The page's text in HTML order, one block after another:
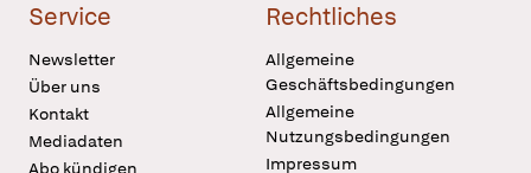
Service
Newsletter
Über uns
Kontakt
Mediadaten
Abo kündigen
Rechtliches
Allgemeine
Geschäftsbedingungen
Allgemeine
Nutzungsbedingungen
Impressum